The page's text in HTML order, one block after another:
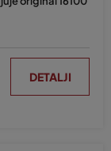
DETALJI